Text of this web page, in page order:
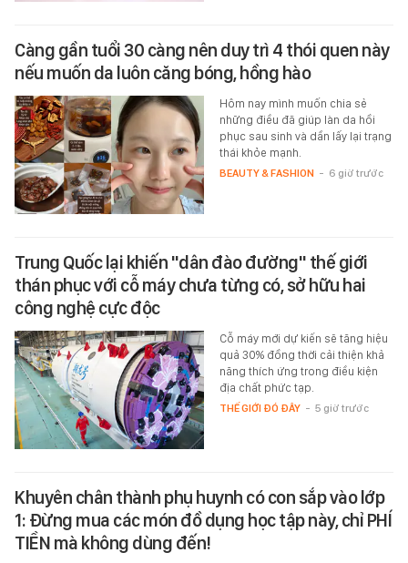
Càng gần tuổi 30 càng nên duy trì 4 thói quen này
nếu muốn da luôn căng bóng, hồng hào
Hôm nay mình muốn chia sẻ
những điều đã giúp làn da hồi
phục sau sinh và dần lấy lại trạng
thái khỏe mạnh.
BEAUTY & FASHION - 6 giờ trước
Trung Quốc lại khiến "dân đào đường" thế giới
thán phục với cỗ máy chưa từng có, sở hữu hai
công nghệ cực độc
Cỗ máy mới dự kiến sẽ tăng hiệu
quả 30% đồng thời cải thiện khả
năng thích ứng trong điều kiện
địa chất phức tạp.
THẾ GIỚI ĐÓ ĐÂY - 5 giờ trước
Khuyên chân thành phụ huynh có con sắp vào lớp
1: Đừng mua các món đồ dụng học tập này, chỉ PHÍ
TIỀN mà không dùng đến!